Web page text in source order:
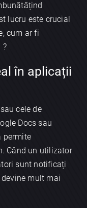
lucru este crucial
cum ar fi
?
în aplicații
cele de
Docs sau
permite
Când un utilizator
sunt notificați
mult mai